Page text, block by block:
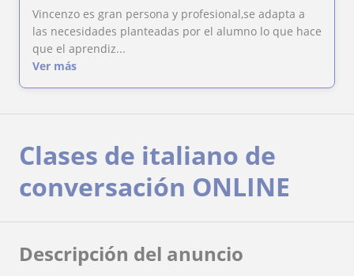
Vincenzo es gran persona y profesional,se adapta a
las necesidades planteadas por el alumno lo que hace
que el aprendiz...
Ver más
Clases de italiano de
conversación ONLINE
Descripción del anuncio